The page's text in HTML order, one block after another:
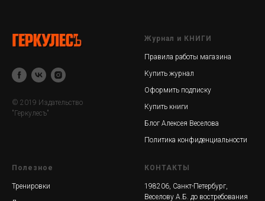
© 2019 Издательство
"Геркулесъ"
Журнал и КНИГИ
Правила работы магазина
Купить журнал
Оформить подписку
Купить книги
Блог Алексея Веселова
Политика конфиденциальности
Полезное
Тренировки
КОНТАКТЫ
198206, Санкт-Петербург,
Веселову А.Б. до востребования